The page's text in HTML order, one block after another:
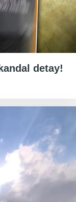
detay!